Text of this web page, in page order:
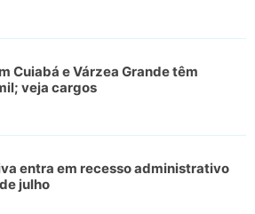
Cuiabá e Várzea Grande têm
veja cargos
entra em recesso administrativo
julho